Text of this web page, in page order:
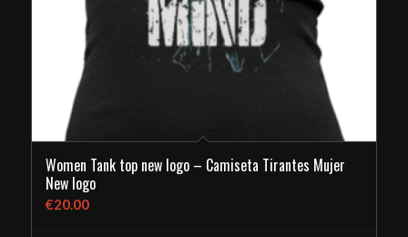
Women Tank top new logo – Camiseta Tirantes Mujer
New logo
€20.00